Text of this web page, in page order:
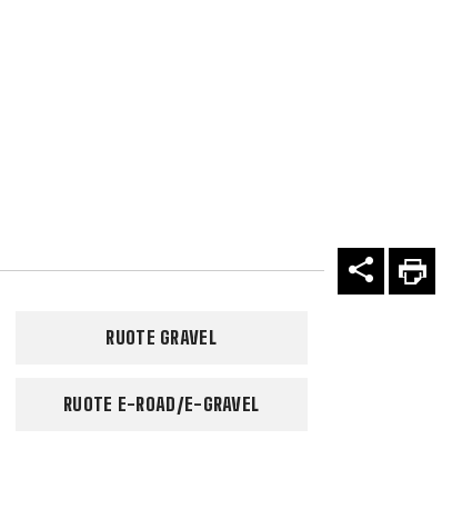
RUOTE GRAVEL
RUOTE E-ROAD/E-GRAVEL